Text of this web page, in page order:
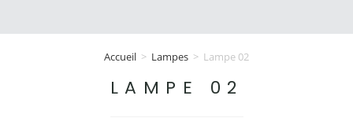
Accueil > Lampes > Lampe 02
LAMPE 02